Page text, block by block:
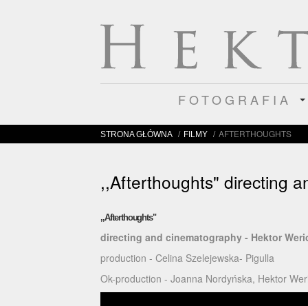
FOTOGRAFIA
STRONA GŁÓWNA / FILMY / AFTERTHOUGHTS
,,Afterthoughts" directing
,,Afterthoughts"
directing and cinematography - Hektor
production - Celina Szelejewska- Pigulla
Ok-production - Joanna Nordyńska, Hektor